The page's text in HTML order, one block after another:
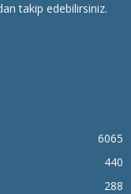
takip edebilirsiniz.
6065
440
288